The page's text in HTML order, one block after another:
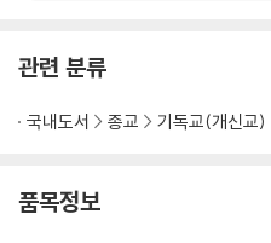
관련 분류
국내도서 종교 기독교(개신교)
품목정보